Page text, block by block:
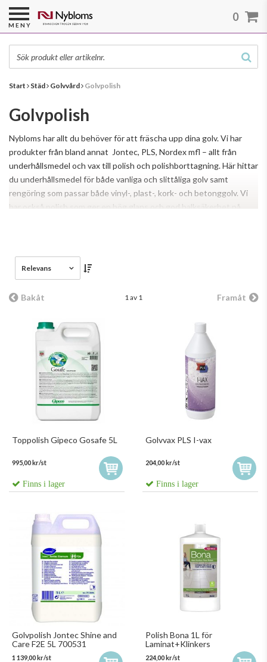
Start Städ Golvvård Golvpolish
Golvpolish
Nybloms har allt du behöver för att fräscha upp dina golv. Vi har
produkter från bland annat Jontec, PLS, Nordex mfl – allt från
underhållsmedel och vax till polish och polishborttagning. Här hittar
du underhållsmedel för både vanliga och slittåliga golv samt
rengöring som passar både vinyl-, plast-, kork- och betonggolv. Vi
har också polish som ger en hög glans och god halksäkerhet på
Relevans
Bakåt 1 av 1 Framåt
Toppolish Gipeco Gosafe 5L
995,00 kr/st
Finns i lager
Golvvax PLS I-vax
204,00 kr/st
Finns i lager
Golvpolish Jontec Shine and
Care F2E 5L 700531
1 139,00 kr/st
Polish Bona 1L för
Laminat+Klinkers
224,00 kr/st
MENY
0